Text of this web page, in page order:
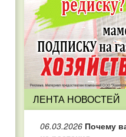
ЛЕНТА НОВОСТЕЙ
06.03.2026 Почему